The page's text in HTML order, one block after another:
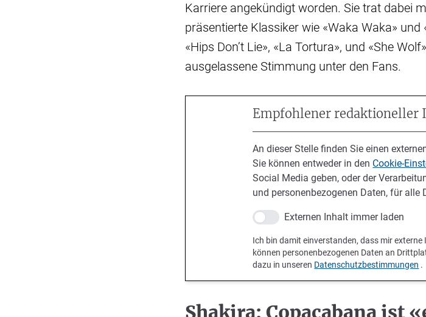
Karriere angekündigt worden. Sie trat dabei
präsentierte Klassiker wie «Waka Waka» und
«Hips Don’t Lie», «La Tortura», und «She
ausgelassene Stimmung unter den Fans.
Empfohlener redaktioneller
An dieser Stelle finden Sie einen
Sie können entweder in den Cookie-
Social Media geben, oder der
und personenbezogenen Daten, für
Externen Inhalt immer laden
Ich bin damit einverstanden, dass mir
können personenbezogenen Daten an
dazu in unseren Datenschutzbestimmungen .
Shakira: Copacabana ist